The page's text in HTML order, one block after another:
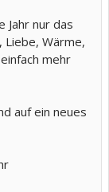
Jahr nur das
Wärme,
mehr
auf ein neues